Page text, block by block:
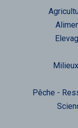
Pêche -